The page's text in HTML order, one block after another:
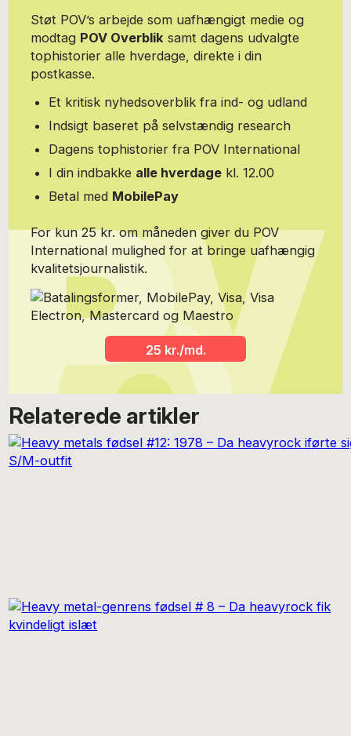
Støt POV’s arbejde som uafhængigt medie og
modtag POV Overblik samt dagens udvalgte
tophistorier alle hverdage, direkte i din
postkasse.
Et kritisk nyhedsoverblik fra ind- og udland
Indsigt baseret på selvstændig research
Dagens tophistorier fra POV International
I din indbakke alle hverdage kl. 12.00
Betal med MobilePay
For kun 25 kr. om måneden giver du POV
International mulighed for at bringe uafhængig
kvalitetsjournalistik.
25 kr./md.
Relaterede artikler